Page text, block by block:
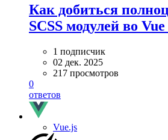
Как добиться
SCSS модулей во Vue
1 подписчик
02 дек. 2025
217 просмотров
0
ответов
Vue.js